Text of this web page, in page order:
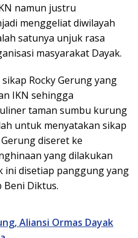
namun justru
menggeliat diwilayah
satunya unjuk rasa
masyarakat Dayak.
Rocky Gerung yang
IKN sehingga
taman sumbu kurung
untuk menyatakan sikap
diseret ke
yang dilakukan
ini disetiap panggung yang
Beni Diktus.
Aliansi Ormas Dayak